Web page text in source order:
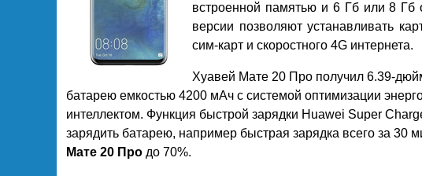
встроенной памятью и 6 Гб или 8 Гб
версии позволяют устанавливать
сим-карт и скоростного 4G интернета.
Хуавей Мате 20 Про получил 6.39-
батарею емкостью 4200 мАч с системой оптимизации
интеллектом. Функция быстрой зарядки Huawei Super
зарядить батарею, например быстрая зарядка всего за 30
Мате 20 Про до 70%.